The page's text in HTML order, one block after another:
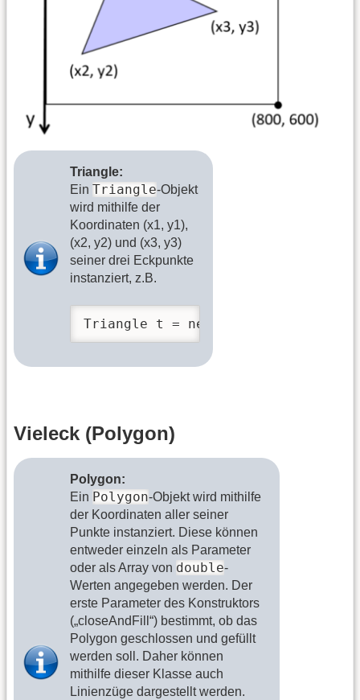
Triangle:
Ein Triangle-Objekt
wird mithilfe der
Koordinaten (x1, y1),
(x2, y2) und (x3, y3)
seiner drei Eckpunkte
instanziert, z.B.
Triangle t = new Triangle(200,
Vieleck (Polygon)
Polygon:
Ein Polygon-Objekt wird mithilfe
der Koordinaten aller seiner
Punkte instanziert. Diese können
entweder einzeln als Parameter
oder als Array von double-
Werten angegeben werden. Der
erste Parameter des Konstruktors
(„closeAndFill“) bestimmt, ob das
Polygon geschlossen und gefüllt
werden soll. Daher können
mithilfe dieser Klasse auch
Linienzüge dargestellt werden.